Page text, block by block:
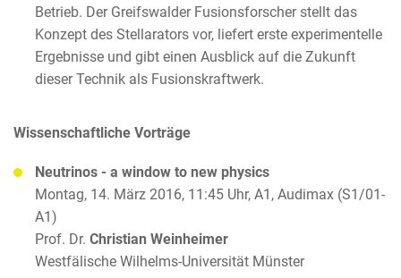
Betrieb. Der Greifswalder Fusionsforscher stellt das
Konzept des Stellarators vor, liefert erste experimentelle
Ergebnisse und gibt einen Ausblick auf die Zukunft
dieser Technik als Fusionskraftwerk.
Wissenschaftliche Vorträge
Neutrinos - a window to new physics
Montag, 14. März 2016, 11:45 Uhr, A1, Audimax (S1/01-
A1)
Prof. Dr. Christian Weinheimer
Westfälische Wilhelms-Universität Münster